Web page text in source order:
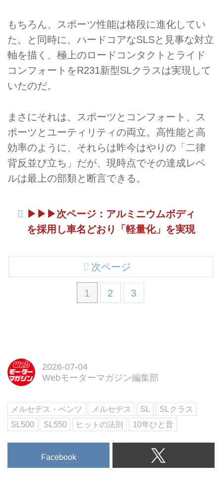
もちろん、スポーツ性能は格段に進化してい
た。と同時に、ハードコアなSLSと見事な対立
軸を描く、極上のロードコンタクトとライド
コンフォートをR231新型SLクラスは実現して
いたのだ。
まさにそれは、スポーツとコンフォート、ス
ポーツとユーティリティの両立。高性能と高
効率のように、それらは昨今はやりの「二律
背反並び立ち」だが、現時点でその達成レベ
ルは最上の部類と断言できる。
▶︎▶︎▶︎次ページ：アルミニウムボディ
を採用し車名どおり「軽量化」を実現
1 2 3
次ページ
2026-07-04
Webモーターマガジン編集部
メルセデス・ベンツ メルセデス SL
SLクラス
SL500
SL550 ヒットの法則 10年ひと昔
Facebook